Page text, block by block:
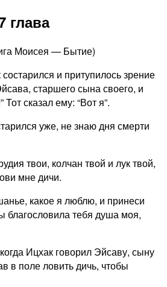
глава
Моисея — Бытие)
и притупилось зрение
старшего сына своего, и
сказал ему: “Вот я”.
уже, не знаю дня смерти
твои, колчан твой и лук твой,
мне дичи.
какое я люблю, и принеси
благословила тебя душа моя,
Ицхак говорил Эйсаву, сыну
в поле ловить дичь, чтобы